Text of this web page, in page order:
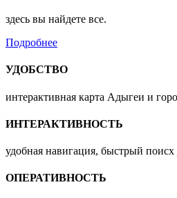
здесь вы найдете все.
Подробнее
УДОБСТВО
интерактивная карта Адыгеи и
ИНТЕРАКТИВНОСТЬ
удобная навигация, быстрый поисх
ОПЕРАТИВНОСТЬ